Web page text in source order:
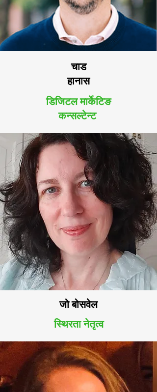
चाड
हानास
डिजिटल मार्केटिङ
कन्सल्टेन्ट
जो बोसवेल
स्थिरता नेतृत्व